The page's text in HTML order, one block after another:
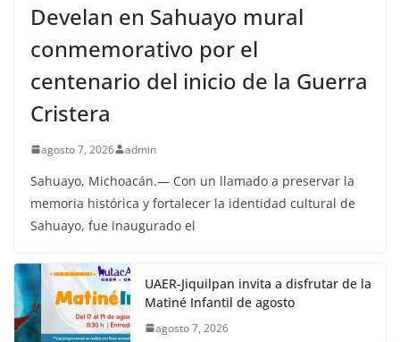
Develan en Sahuayo mural
conmemorativo por el
centenario del inicio de la Guerra
Cristera
agosto 7, 2026 admin
Sahuayo, Michoacán.— Con un llamado a preservar la
memoria histórica y fortalecer la identidad cultural de
Sahuayo, fue inaugurado el
UAER-Jiquilpan invita a disfrutar de la
Matiné Infantil de agosto
agosto 7, 2026